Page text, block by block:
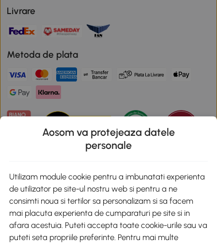
Livrare
Metoda de plata
Descarca aplicatia Aosom
Google Play
Aosom va protejeaza datele
personale
Utilizam module cookie pentru a imbunatati experienta
de utilizator pe site-ul nostru web si pentru a ne
consimti noua si tertilor sa personalizam si sa facem
mai placuta experienta de cumparaturi pe site si in
afara acestuia. Puteti accepta toate cookie-urile sau va
puteti seta propriile preferinte. Pentru mai multe